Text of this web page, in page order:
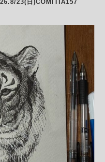
23(日)COMITIA157